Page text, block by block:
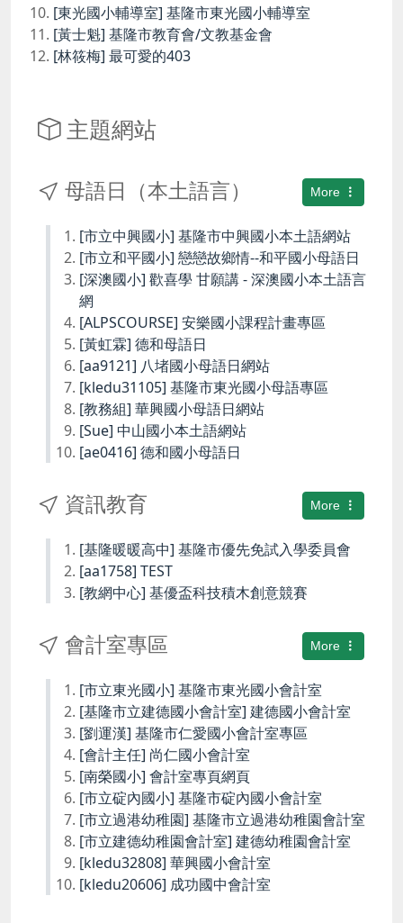
[東光國小輔導室] 基隆市東光國小輔導室
[黃士魁] 基隆市教育會/文教基金會
[林筱梅] 最可愛的403
主題網站
More
母語日（本土語言）
[市立中興國小] 基隆市中興國小本土語網站
[市立和平國小] 戀戀故鄉情--和平國小母語日
[深澳國小] 歡喜學 甘願講 - 深澳國小本土語言
網
[ALPSCOURSE] 安樂國小課程計畫專區
[黃虹霖] 德和母語日
[aa9121] 八堵國小母語日網站
[kledu31105] 基隆市東光國小母語專區
[教務組] 華興國小母語日網站
[Sue] 中山國小本土語網站
[ae0416] 德和國小母語日
More
資訊教育
[基隆暖暖高中] 基隆市優先免試入學委員會
[aa1758] TEST
[教網中心] 基優盃科技積木創意競賽
More
會計室專區
[市立東光國小] 基隆市東光國小會計室
[基隆市立建德國小會計室] 建德國小會計室
[劉運漢] 基隆市仁愛國小會計室專區
[會計主任] 尚仁國小會計室
[南榮國小] 會計室專頁網頁
[市立碇內國小] 基隆市碇內國小會計室
[市立過港幼稚園] 基隆市立過港幼稚園會計室
[市立建德幼稚園會計室] 建德幼稚園會計室
[kledu32808] 華興國小會計室
[kledu20606] 成功國中會計室